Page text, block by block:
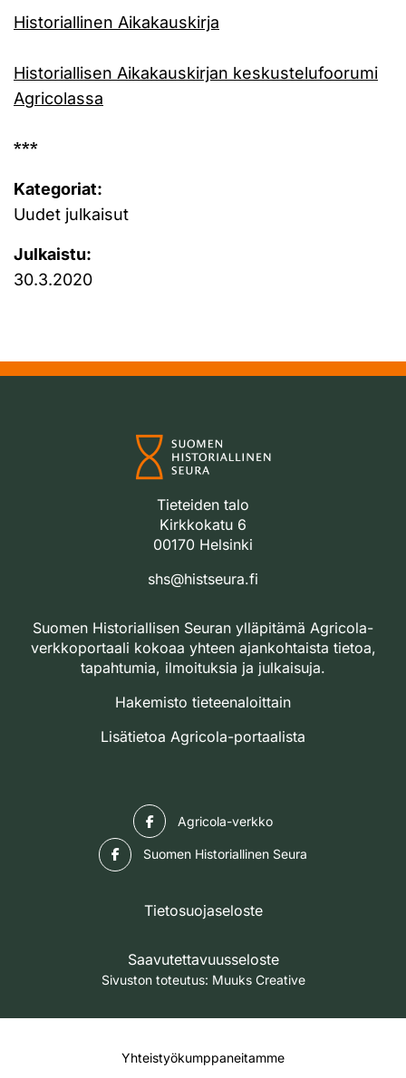
Historiallinen Aikakauskirja
Historiallisen Aikakauskirjan keskustelufoorumi
Agricolassa
***
Kategoriat:
Uudet julkaisut
Julkaistu:
30.3.2020
Tieteiden talo
Kirkkokatu 6
00170 Helsinki
shs@histseura.fi
Suomen Historiallisen Seuran ylläpitämä Agricola-
verkkoportaali kokoaa yhteen ajankohtaista tietoa,
tapahtumia, ilmoituksia ja julkaisuja.
Hakemisto tieteenaloittain
Lisätietoa Agricola-portaalista
Agricola-verkko
Suomen Historiallinen Seura
Tietosuojaseloste
Saavutettavuusseloste
Sivuston toteutus: Muuks Creative
Yhteistyökumppaneitamme